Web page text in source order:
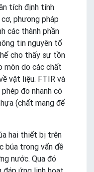
tích định tính
phương pháp
các thành phần
tin nguyên tố
cho thấy sự tồn
mòn do các chất
vật liệu. FTIR và
đo nhanh có
(chất mang để
hai thiết bị trên
búa trong vấn đề
nước. Qua đó